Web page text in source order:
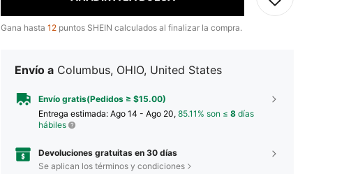
Gana hasta 12 puntos SHEIN calculados al finalizar la compra.
Envío a Columbus, OHIO, United States
Envío gratis(Pedidos ≥ $15.00)
Entrega estimada: Ago 14 - Ago 20, 85.11% son ≤ 8 días
hábiles
Devoluciones gratuitas en 30 días
Se aplican los términos y condiciones